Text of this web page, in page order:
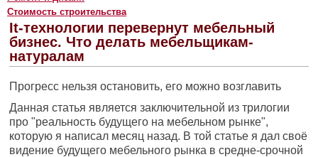
Стоимость строительства
It-технологии перевернут мебельный
бизнес. Что делать мебельщикам-
натуралам
Прогресс нельзя остановить, его можно возглавить
Данная статья является заключительной из трилогии
про "реальность будущего на мебельном рынке",
которую я написал месяц назад. В той статье я дал своё
видение будущего мебельного рынка в средне-срочной